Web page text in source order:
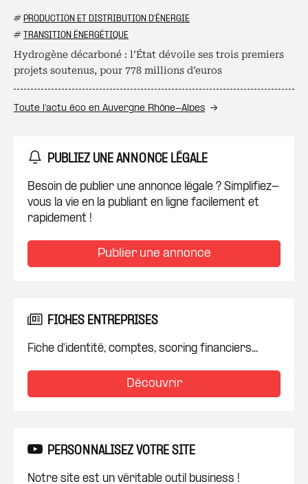
# PRODUCTION ET DISTRIBUTION D'ÉNERGIE
# TRANSITION ÉNERGÉTIQUE
Hydrogène décarboné : l’État dévoile ses trois premiers
projets soutenus, pour 778 millions d’euros
Toute l’actu éco en Auvergne Rhône-Alpes
PUBLIEZ UNE ANNONCE LÉGALE
Besoin de publier une annonce légale ? Simplifiez-
vous la vie en la publiant en ligne facilement et
rapidement !
Publier une annonce
FICHES ENTREPRISES
Fiche d'identité, comptes, scoring financiers...
Découvrir
PERSONNALISEZ VOTRE SITE
Notre site est un véritable outil business !